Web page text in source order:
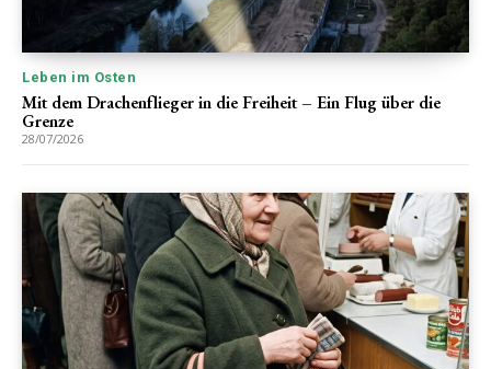
Leben im Osten
Mit dem Drachenflieger in die Freiheit – Ein Flug über die
Grenze
28/07/2026